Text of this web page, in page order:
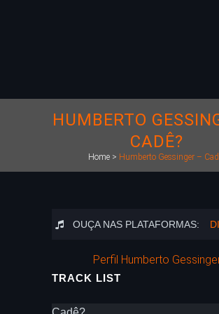
HUMBERTO
CADÊ?
Home> Humberto Gessinger –
OUÇA NAS PLATAFORMAS:
Perfil Humberto
TRACK LIST